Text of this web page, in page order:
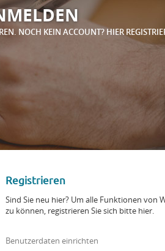
NOCH KEIN ACCOUNT? HIER
Registrieren
Sind Sie neu hier? Um alle Funktionen von
zu können, registrieren Sie sich bitte hier.
Benutzerdaten einrichten